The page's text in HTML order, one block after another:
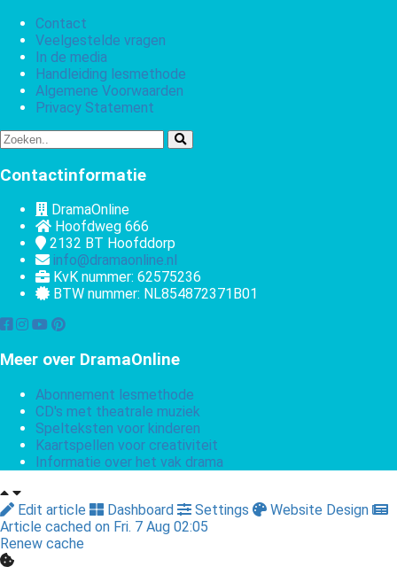
Contact
Veelgestelde vragen
In de media
Handleiding lesmethode
Algemene Voorwaarden
Privacy Statement
Contactinformatie
DramaOnline
Hoofdweg 666
2132 BT Hoofddorp
info@dramaonline.nl
KvK nummer: 62575236
BTW nummer: NL854872371B01
Meer over DramaOnline
Abonnement lesmethode
CD's met theatrale muziek
Spelteksten voor kinderen
Kaartspellen voor creativiteit
Informatie over het vak drama
Edit article Dashboard Settings
Website Design
Article cached on Fri. 7 Aug 02:05
Renew cache